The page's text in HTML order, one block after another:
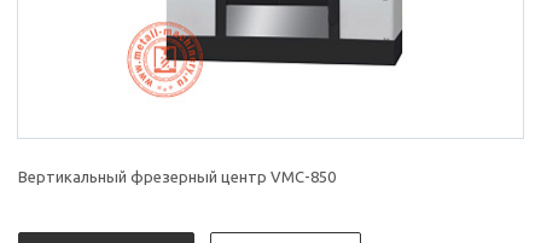
Вертикальный фрезерный центр VMC-850